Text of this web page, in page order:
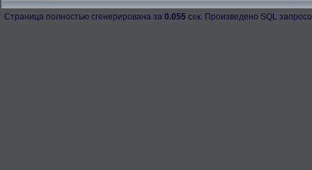
Страница полностью сгенерирована за 0.055 сек. Произведено SQL